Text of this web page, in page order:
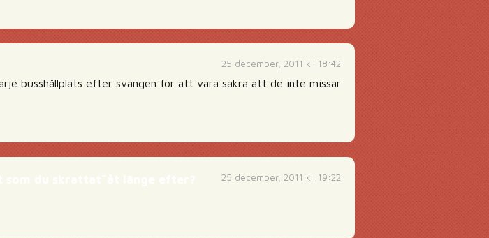
25 december, 2011 kl. 18:42
busshållplats efter svängen för att vara säkra att de inte missar
25 december, 2011 kl. 19:22